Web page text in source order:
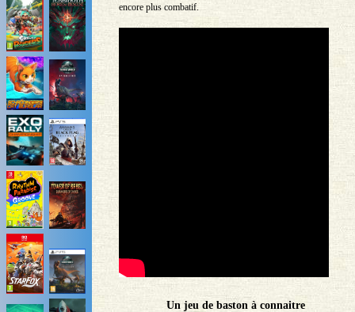
encore plus combatif.
Un jeu de baston à connaitre